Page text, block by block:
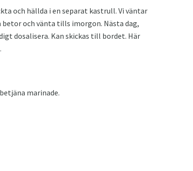
och hällda i en separat kastrull. Vi väntar
betor och vänta tills imorgon. Nästa dag,
dosalisera. Kan skickas till bordet. Här
marinade.